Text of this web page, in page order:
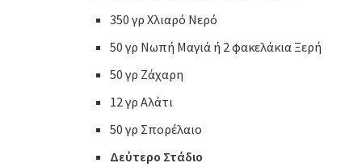
350 γρ Χλιαρό Νερό
50 γρ Νωπή Μαγιά ή 2 φακελάκια Ξερή
50 γρ Ζάχαρη
12 γρ Αλάτι
50 γρ Σπορέλαιο
Δεύτερο Στάδιο